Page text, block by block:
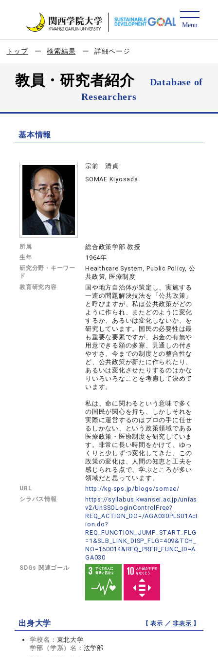
トップ 検索結果 詳細ページ
教員・研究者紹介
Database of
Researchers
基本情報
宗前 清貞
SOMAE Kiyosada
所属 総合政策学部 教授
生年 1964年
研究分野・キーワー
ド
Healthcare System, Public Policy, 公
共政策, 医療制度
教育研究内容
国や地方自治体が策定し、実施する
一連の問題解決技法を「公共政策」
と呼びますが、私は公共政策がどの
ように作られ、またどのように変化
するか、あるいは変化しないか、を
研究しています。国民の必要性は最
も重要な要素ですが、お金の有無や
用意できる額の多寡、見通しの付き
やすさ、今までの制度との整合性な
ど、公共政策が新たに作られたり、
あるいは変化させたりするのはかな
りいろいろなことを考慮して決めて
います。
私は、命に関わるという意味で多く
の国民が関心を持ち、しかしそれを
実際に運営するのはプロの手に任せ
るしかない、という政策領域である
医療政策・医療制度を研究していま
す。非常に長い時間をかけて、ゆっ
くりと少しずつ変化してきた、この
政策の変化は、人間の知恵と工夫を
感じられる点で、学ぶところが多い
領域だと思っています。
URL http://kg-sps.jp/blogs/somae/
シラバス情報
https://syllabus.kwansei.ac.jp/unias
v2/UnSSOLoginControlFree?
REQ_ACTION_DO=/AGA030PLS01Act
ion.do?
REQ_FUNCTION_JUMP_START_FLG
=1&SLB_LINK_DISP_FLG=409&TCH_
NO=160014&REQ_PRFR_FUNC_ID=A
GA030
SDGs 関連ゴール
出身大学 【 表示 ／非表示 】
学校名： 東北大学
学部（学系）名： 法学部